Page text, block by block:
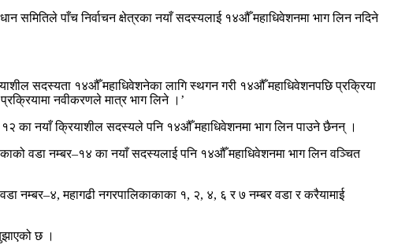
समितिले पाँच निर्वाचन क्षेत्रका नयाँ सदस्यलाई १४औँ महाधिवेशनमा भाग लिन नदिने
सदस्यता १४औँ महाधिवेशनेका लागि स्थगन गरी १४औँ महाधिवेशनपछि प्रक्रिया
नवीकरणले मात्र भाग लिने ।’
१२ का नयाँ क्रियाशील सदस्यले पनि १४औँ महाधिवेशनमा भाग लिन पाउने छैनन् ।
वडा नम्बर–१४ का नयाँ सदस्यलाई पनि १४औँ महाधिवेशनमा भाग लिन वञ्चित
नम्बर–४, महागढी नगरपालिकाकाका १, २, ४, ६ र ७ नम्बर वडा र करैयामाई
छ ।